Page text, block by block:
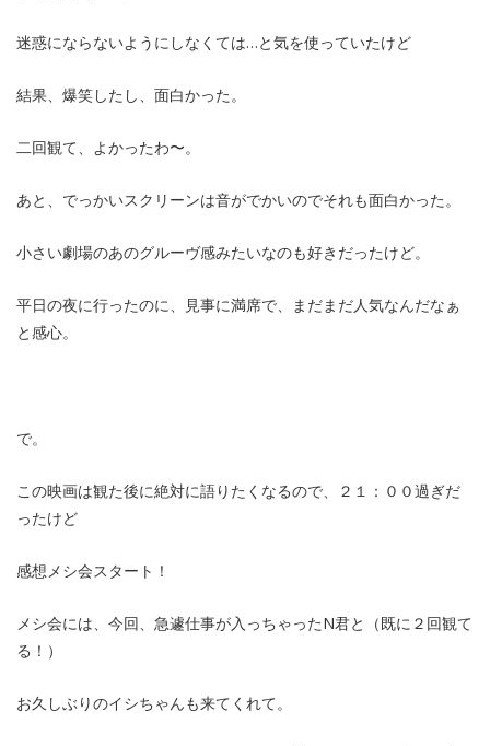
迷惑にならないようにしなくては…と気を使っていたけど
結果、爆笑したし、面白かった。
二回観て、よかったわ〜。
あと、でっかいスクリーンは音がでかいのでそれも面白かった。
小さい劇場のあのグルーヴ感みたいなのも好きだったけど。
平日の夜に行ったのに、見事に満席で、まだまだ人気なんだなぁ
と感心。
で。
この映画は観た後に絶対に語りたくなるので、２１：００過ぎだ
ったけど
感想メシ会スタート！
メシ会には、今回、急遽仕事が入っちゃったN君と（既に２回観て
る！）
お久しぶりのイシちゃんも来てくれて。